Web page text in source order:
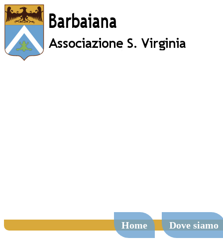
Home Dove siamo